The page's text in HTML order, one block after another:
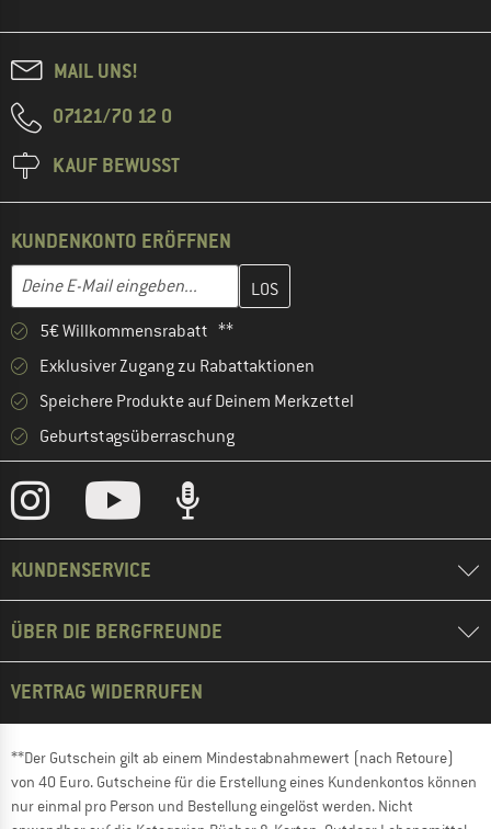
MAIL UNS!
07121/70 12 0
KAUF BEWUSST
KUNDENKONTO ERÖFFNEN
E-Mail-Adresse
Gib hier deine E-Mail-Adresse ein und erstelle im nächsten
5€ Willkommensrabatt **
Exklusiver Zugang zu Rabattaktionen
Speichere Produkte auf Deinem Merkzettel
Geburtstagsüberraschung
KUNDENSERVICE
ÜBER DIE BERGFREUNDE
VERTRAG WIDERRUFEN
**Der Gutschein gilt ab einem Mindestabnahmewert (nach Retoure)
von 40 Euro. Gutscheine für die Erstellung eines Kundenkontos können
nur einmal pro Person und Bestellung eingelöst werden. Nicht